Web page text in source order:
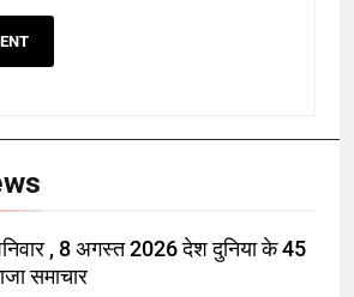
, 8 अगस्त 2026 देश दुनिया के 45
समाचार